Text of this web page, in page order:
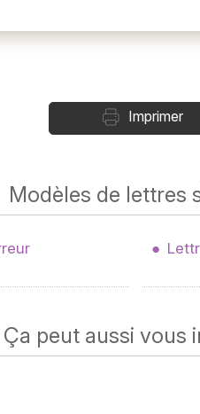
Imprimer
Modèles de lettres
Ça peut aussi vous